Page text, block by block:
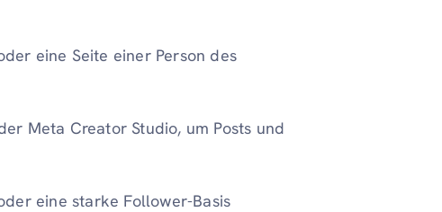
eine Seite einer Person des
Meta Creator Studio, um Posts und
eine starke Follower-Basis